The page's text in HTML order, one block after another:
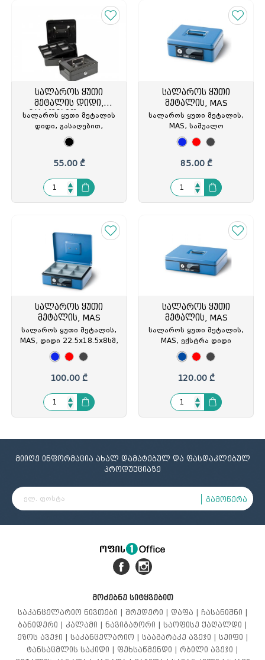
სალაროს ყუთი
მეტალის დიდი,
გასაღებით, Forpus
სალაროს ყუთი მეტალის
დიდი, გასაღებით,
300X240X90მმ., Forpus,
FO80104, FOP-801040
55.00 ₾
სალაროს ყუთი
მეტალის, MAS
სალაროს ყუთი მეტალის,
MAS, საშუალო
19.5x15x8სმ, ავტომატური
გაღებით, გასაღებით, MAS-
85.00 ₾
სალაროს ყუთი
მეტალის, MAS
სალაროს ყუთი მეტალის,
MAS, დიდი 22.5x18.5x8სმ,
ავტომატური გაღებით,
გასაღებით, MAS-190
100.00 ₾
სალაროს ყუთი
მეტალის, MAS
სალაროს ყუთი მეტალის,
MAS, ექსტრა დიდი
30x23x8სმ, ავტომ
120.00 ₾
მიიღე ინფორმაცია ახალ დამატებულ და ფასდაკლებულ
პროდუქციაზე
გამოწერა
მოძებნე სიტყვებით
საკანცელარიო ნივთები | შრედერი | დაფა | ჩასანიშნი |
ბანიდერი | კალამი | ნავიგატორი | საოფისე ქაღალდი |
ეზოს ავეჯი | საკანცელარიო | სააგარაკე ავეჯი | სეიფი |
ტანსაცმლის საკიდი | ფეხსაწმენდი | რბილი ავეჯი |